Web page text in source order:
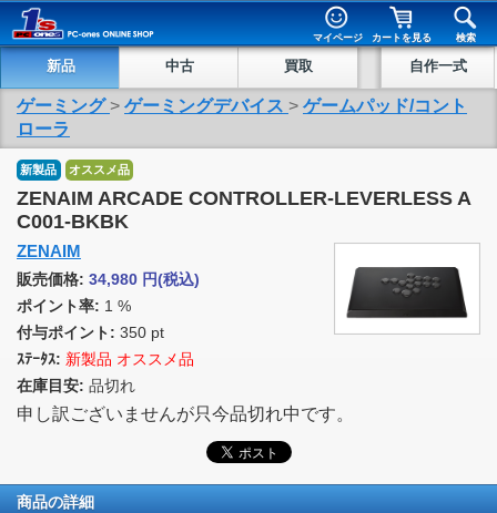
マイページ カートを見る 検索
新品 中古 買取 自作一式
ゲーミング > ゲーミングデバイス > ゲームパッド/コント
ローラ
新製品 オススメ品
ZENAIM ARCADE CONTROLLER-LEVERLESS A
C001-BKBK
ZENAIM
販売価格: 34,980 円(税込)
ポイント率: 1 %
付与ポイント: 350 pt
ｽﾃｰﾀｽ: 新製品 オススメ品
在庫目安: 品切れ
申し訳ございませんが只今品切れ中です。
商品の詳細